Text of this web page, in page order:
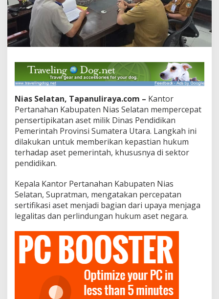
Nias Selatan, Tapanuliraya.com – Kantor
Pertanahan Kabupaten Nias Selatan mempercepat
pensertipikatan aset milik Dinas Pendidikan
Pemerintah Provinsi Sumatera Utara. Langkah ini
dilakukan untuk memberikan kepastian hukum
terhadap aset pemerintah, khususnya di sektor
pendidikan.
Kepala Kantor Pertanahan Kabupaten Nias
Selatan, Supratman, mengatakan percepatan
sertifikasi aset menjadi bagian dari upaya menjaga
legalitas dan perlindungan hukum aset negara.